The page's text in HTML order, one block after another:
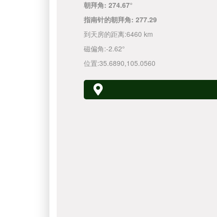
朝拜角: 274.67°
指南针的朝拜角: 277.29
到天房的距离:6460 km
磁偏角:-2.62°
位置:35.6890,105.0560